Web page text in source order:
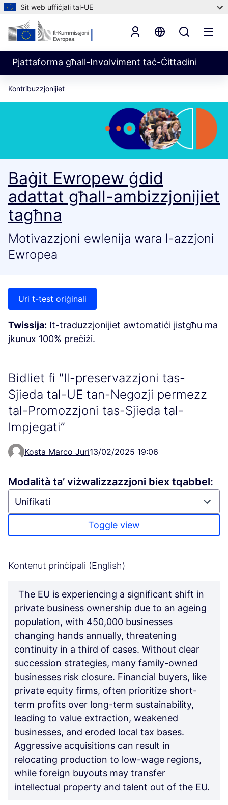
Sit web uffiċjali tal-UE
Pjattaforma għall-Involviment taċ-Ċittadini
Kontribuzzjonijiet
Baġit Ewropew ġdid
adattat għall-ambizzjonijiet
tagħna
Motivazzjoni ewlenija wara l-azzjoni
Ewropea
Uri t-test oriġinali
Twissija: It-traduzzjonijiet awtomatiċi jistgħu ma
jkunux 100% preċiżi.
Bidliet fi "Il-preservazzjoni tas-
Sjieda tal-UE tan-Negozji permezz
tal-Promozzjoni tas-Sjieda tal-
Impjegati”
Kosta Marco Juri13/02/2025 19:06
Modalità ta’ viżwalizzazzjoni biex tqabbel:
Toggle view
Kontenut prinċipali (English)
The EU is experiencing a significant shift in
private business ownership due to an ageing
population, with 450,000 businesses
changing hands annually, threatening
continuity in a third of cases. Without clear
succession strategies, many family-owned
businesses risk closure. Financial buyers, like
private equity firms, often prioritize short-
term profits over long-term sustainability,
leading to value extraction, weakened
businesses, and eroded local tax bases.
Aggressive acquisitions can result in
relocating production to low-wage regions,
while foreign buyouts may transfer
intellectual property and talent out of the EU.